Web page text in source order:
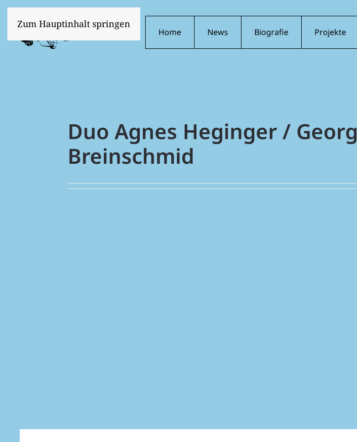
Zum Hauptinhalt springen
Home News Biografie Projekte
Duo Agnes Heginger / Georg
Breinschmid